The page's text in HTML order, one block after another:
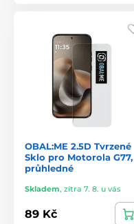
OBAL:ME 2.5D Tvrzené
Sklo pro Motorola G77,
průhledné
Skladem, zítra 7. 8. u vás
89 Kč